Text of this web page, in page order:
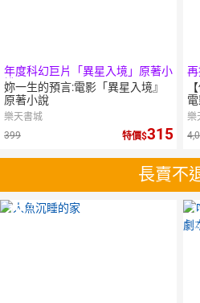
年度科幻巨片「異星入境」原著小
說
妳一生的預言:電影「異星入境』
原著小說
樂天書城
399
特價 315
樂
長賣不
10倍